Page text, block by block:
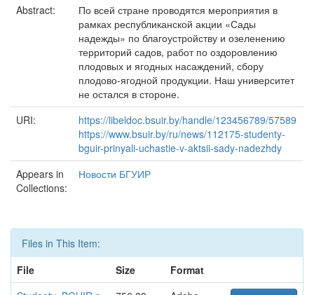
Abstract:
По всей стране проводятся мероприятия в
рамках республиканской акции «Сады
надежды» по благоустройству и озеленению
территорий садов, работ по оздоровлению
плодовых и ягодных насаждений, сбору
плодово-ягодной продукции. Наш университет
не остался в стороне.
URI:
https://libeldoc.bsuir.by/handle/123456789/57589
https://www.bsuir.by/ru/news/112175-studenty-
bguir-prinyali-uchastie-v-aktsii-sady-nadezhdy
Appears in
Collections:
Новости БГУИР
Files in This Item:
File
Size
Format